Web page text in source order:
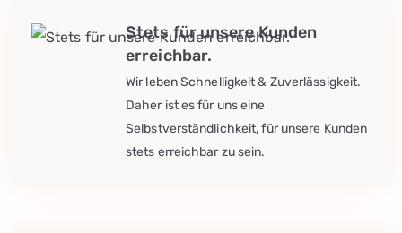
Stets für unsere Kunden
erreichbar.
Wir leben Schnelligkeit & Zuverlässigkeit.
Daher ist es für uns eine
Selbstverständlichkeit, für unsere Kunden
stets erreichbar zu sein.